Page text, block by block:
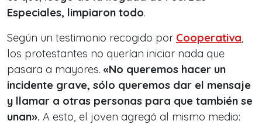
Especiales, limpiaron todo.
Según un testimonio recogido por Cooperativa,
los protestantes no querían iniciar nada que
pasara a mayores. «No queremos hacer un
incidente grave, sólo queremos dar el mensaje
y llamar a otras personas para que también se
unan». A esto, el joven agregó al mismo medio: